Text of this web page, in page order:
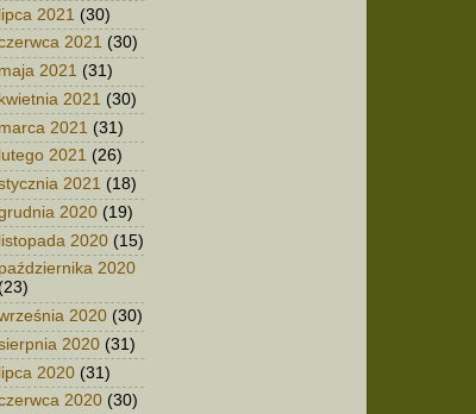
lipca 2021 (30)
2021 (30)
maja 2021 (31)
kwietnia 2021 (30)
marca 2021 (31)
lutego 2021 (26)
2021 (18)
2020 (19)
listopada 2020 (15)
października 2020
(23)
2020 (30)
2020 (31)
lipca 2020 (31)
2020 (30)